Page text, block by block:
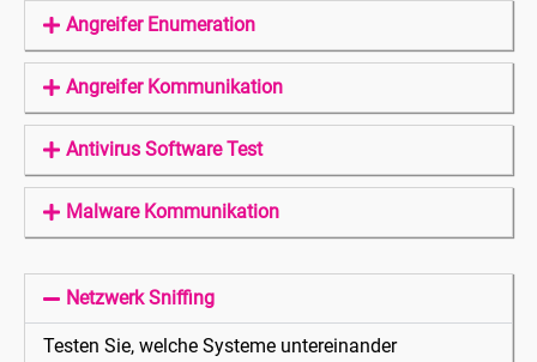
Angreifer Enumeration
Angreifer Kommunikation
Antivirus Software Test
Malware Kommunikation
Netzwerk Sniffing
Testen Sie, welche Systeme untereinander